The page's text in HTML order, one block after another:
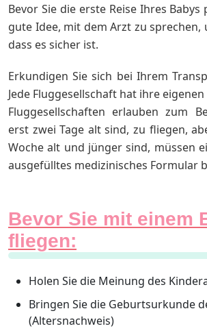
Bevor Sie die erste Reise Ihres Babys
gute Idee, mit dem Arzt zu sprechen,
dass es sicher ist.
Erkundigen Sie sich bei Ihrem
Jede Fluggesellschaft hat ihre
Fluggesellschaften erlauben zum
erst zwei Tage alt sind, zu fliegen,
Woche alt und jünger sind, müssen
ausgefülltes medizinisches Formular
Bevor Sie mit einem
fliegen:
Holen Sie die Meinung des
Bringen Sie die Geburtsurkunde
(Altersnachweis)